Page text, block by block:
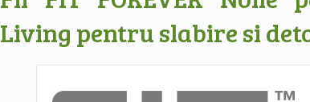
Living pentru slabire si